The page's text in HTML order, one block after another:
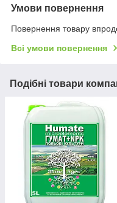
Умови повернення
Повернення товару
Всі умови повернення
Подібні товари